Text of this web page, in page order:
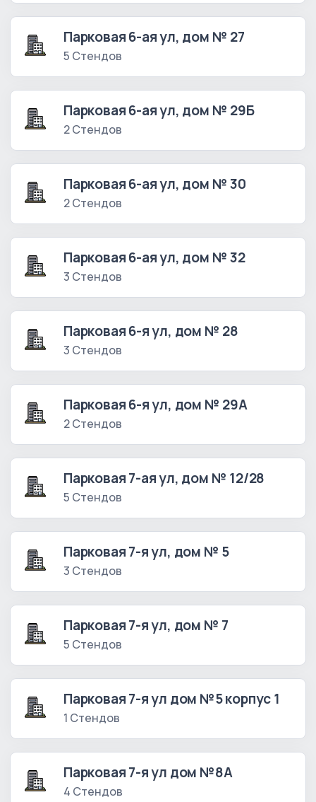
Парковая 6-ая ул, дом № 27
5 Стендов
Парковая 6-ая ул, дом № 29Б
2 Стендов
Парковая 6-ая ул, дом № 30
2 Стендов
Парковая 6-ая ул, дом № 32
3 Стендов
Парковая 6-я ул, дом № 28
3 Стендов
Парковая 6-я ул, дом № 29А
2 Стендов
Парковая 7-ая ул, дом № 12/28
5 Стендов
Парковая 7-я ул, дом № 5
3 Стендов
Парковая 7-я ул, дом № 7
5 Стендов
Парковая 7-я ул дом №5 корпус 1
1 Стендов
Парковая 7-я ул дом №8А
4 Стендов